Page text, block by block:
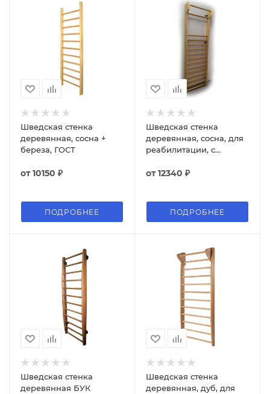
Шведская стенка
деревянная, сосна +
береза, ГОСТ
от10150 ₽
ПОДРОБНЕЕ
Шведская стенка
деревянная, сосна, для
реабилитации, с
турником
от12340 ₽
ПОДРОБНЕЕ
Шведская стенка
деревянная БУК
Шведская стенка
деревянная, дуб, для